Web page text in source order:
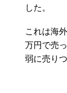
した。
これは海
万円で売
弱に売り